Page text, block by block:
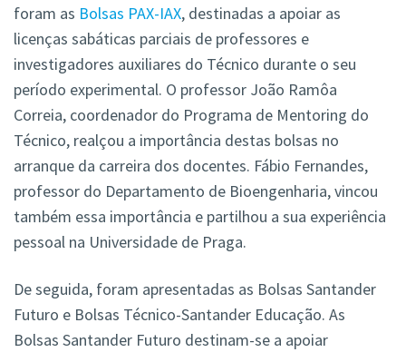
foram as Bolsas PAX-IAX, destinadas a apoiar as
licenças sabáticas parciais de professores e
investigadores auxiliares do Técnico durante o seu
período experimental. O professor João Ramôa
Correia, coordenador do Programa de Mentoring do
Técnico, realçou a importância destas bolsas no
arranque da carreira dos docentes. Fábio Fernandes,
professor do Departamento de Bioengenharia, vincou
também essa importância e partilhou a sua experiência
pessoal na Universidade de Praga.
De seguida, foram apresentadas as Bolsas Santander
Futuro e Bolsas Técnico-Santander Educação. As
Bolsas Santander Futuro destinam-se a apoiar